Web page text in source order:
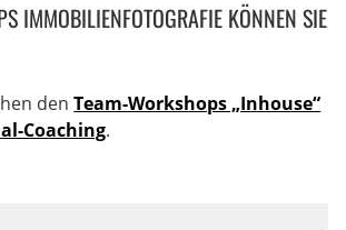
IMMOBILIENFOTOGRAFIE KÖNNEN SIE
denTeam-Workshops „Inhouse“
Coaching.